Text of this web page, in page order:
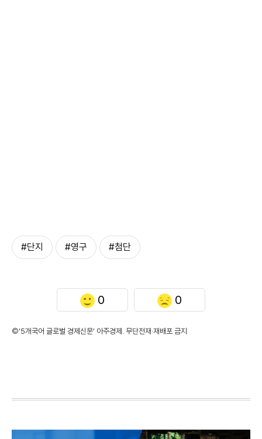
#단지 #영구 #첨단
0 0
©'5개국어 글로벌 경제신문' 아주경제. 무단전재·재배포 금지